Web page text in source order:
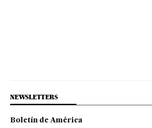
NEWSLETTERS
Boletín de América